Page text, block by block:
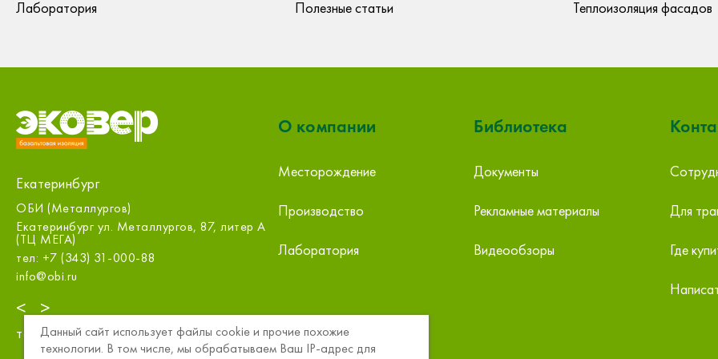
Лаборатория Полезные статьи Теплоизоляция фасадов
Екатеринбург
<
87, литер А
Первый Стройцентр, Екатеринбург,
Бахчиванджи
Екатеринбург Бахчиванджи, 2ж
тел: +7 (343) 289-01-93
ОБИ (Карнавал)
тел: +7 (343) 253-64-48
МСК-
тел: +7
>
тел:8 (800) 234-15-57
О компании
Месторождение
Производство
Лаборатория
Библиотека
Документы
Рекламные материалы
Видеообзоры
Для
Где
Данный сайт использует файлы cookie и прочие похожие
технологии. В том числе, мы обрабатываем Ваш IP-адрес для